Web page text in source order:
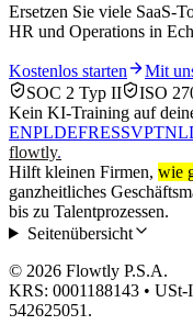
Ersetzen Sie viele SaaS-
HR und Operations in
Kostenlos starten
Mit
SOC 2 Typ II
ISO
Kein KI‑Training auf
ENPLDEFRESSVPTNL
flowtly.
Hilft kleinen Firmen, wie
ganzheitliches
bis zu Talentprozessen.
Seitenübersicht
© 2026 Flowtly P.S.A.
KRS: 0001188143 •
542625051.